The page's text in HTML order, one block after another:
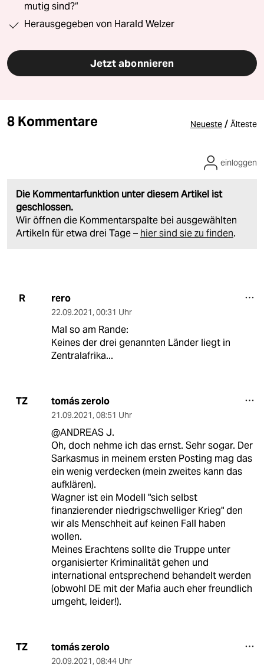
mutig sind?“
Herausgegeben von Harald Welzer
Jetzt abonnieren
8 Kommentare Neueste / Älteste
Die Kommentarfunktion unter diesem Artikel ist
geschlossen.
Wir öffnen die Kommentarspalte bei ausgewählten
Artikeln für etwa drei Tage – hier sind sie zu finden.
einloggen
R rero
22.09.2021, 00:31 Uhr
Mal so am Rande:
Keines der drei genannten Länder liegt in
Zentralafrika...
TZ tomás zerolo
21.09.2021, 08:51 Uhr
@ANDREAS J.
Oh, doch nehme ich das ernst. Sehr sogar. Der
Sarkasmus in meinem ersten Posting mag das
ein wenig verdecken (mein zweites kann das
aufklären).
Wagner ist ein Modell "sich selbst
finanzierender niedrigschwelliger Krieg" den
wir als Menschheit auf keinen Fall haben
wollen.
Meines Erachtens sollte die Truppe unter
organisierter Kriminalität gehen und
international entsprechend behandelt werden
(obwohl DE mit der Mafia auch eher freundlich
umgeht, leider!).
TZ tomás zerolo
20.09.2021, 08:44 Uhr